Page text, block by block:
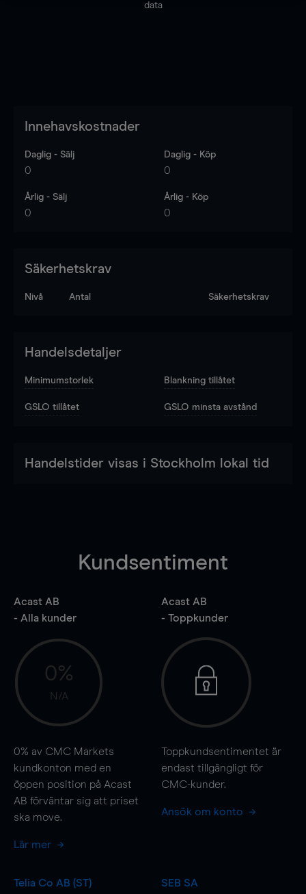
data
Innehavskostnader
Daglig - Sälj
0
Daglig - Köp
0
Årlig - Sälj
0
Årlig - Köp
0
Säkerhetskrav
Nivå Antal Säkerhetskrav
Handelsdetaljer
Minimumstorlek Blankning tillåtet
GSLO tillåtet GSLO minsta avstånd
Handelstider visas i Stockholm lokal tid
Kundsentiment
Acast AB
- Alla kunder
0%
N/A
0% av CMC Markets
kundkonton med en
öppen position på Acast
AB förväntar sig att priset
ska move.
Lär mer
Acast AB
- Toppkunder
Toppkundsentimentet är
endast tillgängligt för
CMC-kunder.
Ansök om konto
Telia Co AB (ST)
SEB SA